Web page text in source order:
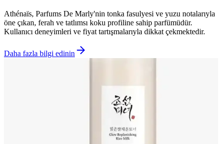
Athénaïs, Parfums De Marly'nin tonka fasulyesi ve yuzu notalarıyla
öne çıkan, ferah ve tatlımsı koku profiline sahip parfümüdür.
Kullanıcı deneyimleri ve fiyat tartışmalarıyla dikkat çekmektedir.
Daha fazla bilgi edinin